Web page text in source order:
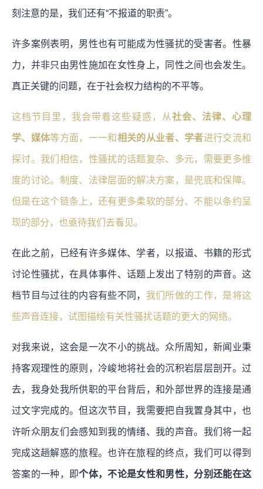
刻注意的是， 我们还有“不报道的职责”。
许多案例表明， 男性也有可能成为性骚扰的受害者。性暴
力，并非只由男性施加在女性身上，同性之间也会发生。
真正关键的问题，在于社会权力结构的不平等。
这档节目里，我会带着这些疑惑，从社会、法律、心理
学、媒体等方面，一一和相关的从业者、学者进行交流和
探讨。我们相信，性骚扰的话题复杂、多元，需要更多维
度的讨论。制度、法律层面的解决方案，是兜底和保障。
但是在这个链条上，还有更多柔软的部分、不能以条约呈
现的部分，也亟待我们去看见。
在此之前，已经有许多媒体、学者，以报道、书籍的形式
讨论性骚扰，在具体事件、话题上发出了特别的声音。这
档节目与过往的内容有些不同， 我们所做的工作，是将这
些声音连接，试图描绘有关性骚扰话题的更大的网络。
对我来说，这会是一次不小的挑战。众所周知，新闻业秉
持客观理性的原则，冷峻地将社会的沉积岩层层剖开。过
去，我身处我所供职的平台背后，和外部世界的连接是通
过文字完成的。但这次节目，我需要把自我置身其中，也
许听众朋友们会感知到我的情绪、我的声音。我们将一起
完成这趟解惑的旅程。也许在旅程的终点，我们可以得到
答案的一种，即个体，不论是女性和男性，分别还能在这